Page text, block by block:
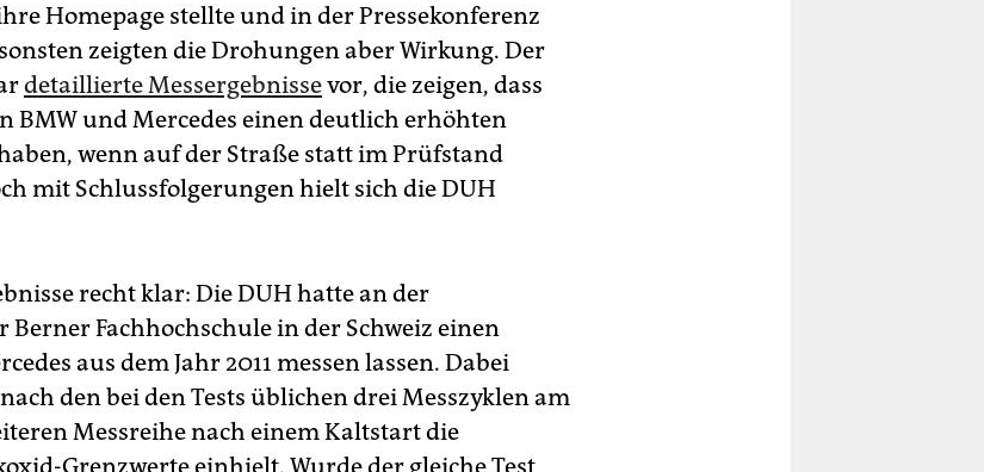
Homepage stellte und in der Pressekonferenz
zeigten die Drohungen aber Wirkung. Der
detaillierte Messergebnissevor, die zeigen, dass
BMW und Mercedes einen deutlich erhöhten
wenn auf der Straße statt im Prüfstand
mit Schlussfolgerungen hielt sich die DUH
recht klar: Die DUH hatte an der
Berner Fachhochschule in der Schweiz einen
aus dem Jahr 2011 messen lassen. Dabei
den bei den Tests üblichen drei Messzyklen am
Messreihe nach einem Kaltstart die
Grenzwerte einhielt. Wurde der gleiche Test